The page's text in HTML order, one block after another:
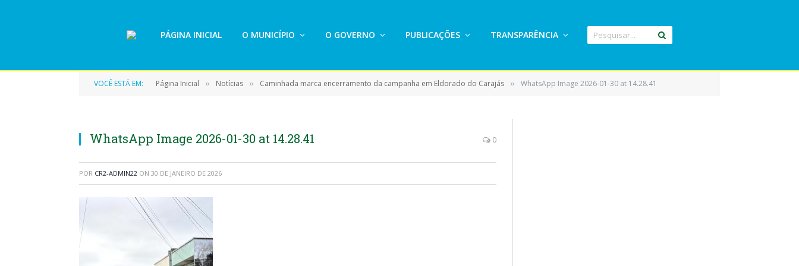
PÁGINA INICIAL O MUNICÍPIO O GOVERNO PUBLICAÇÕES TRANSPARÊNCIA
VOCÊ ESTÁ EM: Página Inicial » Notícias » Caminhada marca encerramento da campanha em Eldorado do Carajás » WhatsApp Image 2026-01-30 at 14.28.41
WhatsApp Image 2026-01-30 at 14.28.41 0
POR CR2-ADMIN22 ON 30 DE JANEIRO DE 2026